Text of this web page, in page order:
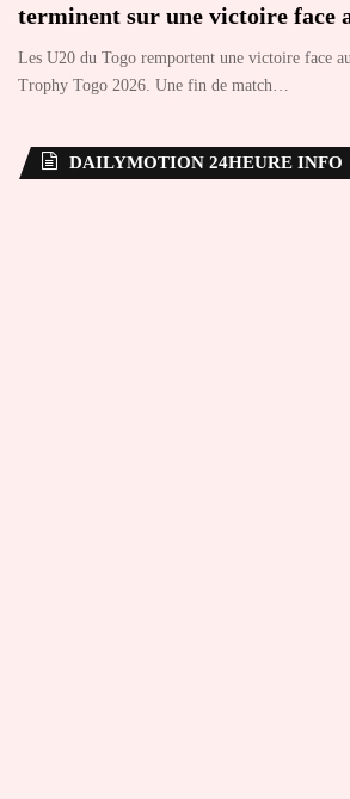
terminent sur une victoire face
Les U20 du Togo remportent une victoire face
Trophy Togo 2026. Une fin de match…
DAILYMOTION 24HEURE INFO